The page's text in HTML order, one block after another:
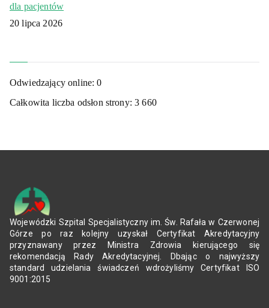
dla pacjentów
20 lipca 2026
Odwiedzający online:0
Całkowita liczba odsłon strony:3 660
Wojewódzki Szpital Specjalistyczny im. Św. Rafała w Czerwonej
Górze po raz kolejny uzyskał Certyfikat Akredytacyjny
przyznawany przez Ministra Zdrowia kierującego się
rekomendacją Rady Akredytacyjnej. Dbając o najwyższy
standard udzielania świadczeń wdrożyliśmy Certyfikat ISO
9001:2015